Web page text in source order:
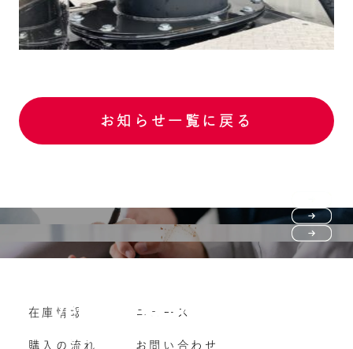
お知らせ一覧に戻る
購入の流れ
よくいただくご質問
Vehicle purchase
車両買い取り
在庫情報
購入の流れ
ニュース
お問い合わせ